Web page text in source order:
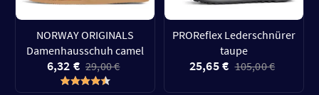
NORWAY ORIGINALS
Damenhausschuh camel
6,32 € 29,00 €
PROReflex Lederschnürer
taupe
25,65 € 105,00 €